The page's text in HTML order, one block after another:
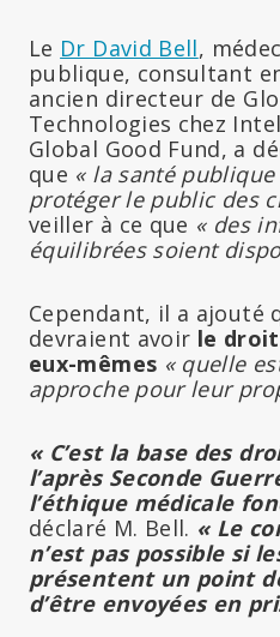
Le Dr David Bell,
publique, consultant
ancien directeur de
Technologies chez
Global Good Fund, a
que « la santé
protéger le public des
veiller à ce que « des
équilibrées soient
Cependant, il a ajouté
devraient avoir le
eux-mêmes « quelle
approche pour leur
« C’est la base des
l’après Seconde
l’éthique médicale
déclaré M. Bell. « Le
n’est pas possible si
présentent un point
d’être envoyées en